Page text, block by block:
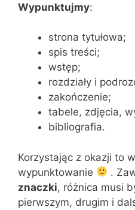
Wypunktujmy:
strona tytułowa;
spis treści;
wstęp;
rozdziały i
zakończenie;
tabele, zdjęcia,
bibliografia.
Korzystając z okazji to
wypunktowanie
.
znaczki, różnica musi
pierwszym, drugim i